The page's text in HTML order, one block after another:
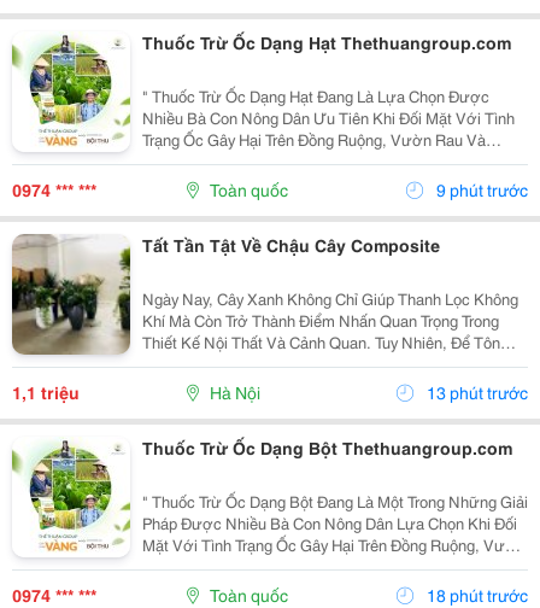
Thuốc Trừ Ốc Dạng Hạt Thethuangroup.com
" Thuốc Trừ Ốc Dạng Hạt Đang Là Lựa Chọn Được
Nhiều Bà Con Nông Dân Ưu Tiên Khi Đối Mặt Với Tình
Trạng Ốc Gây Hại Trên Đồng Ruộng, Vườn Rau Và
Nhiều Loại Cây Trồng Khác. Sự Phát Triển Mạnh Của
Các Loài Ốc, Đặc Biệt Là Ốc Bươu Vàng, Có Thể Khiến
0974 *** *** Toàn quốc 9 phút trước
Tất Tần Tật Về Chậu Cây Composite
Ngày Nay, Cây Xanh Không Chỉ Giúp Thanh Lọc Không
Khí Mà Còn Trở Thành Điểm Nhấn Quan Trọng Trong
Thiết Kế Nội Thất Và Cảnh Quan. Tuy Nhiên, Để Tôn
Lên Vẻ Đẹp Của Cây Và Tạo Nên Một Tổng Thể Hài
Hòa, Việc Lựa Chọn Chậu Trồng Cây Phù Hợp Là Điều
Không...
1,1 triệu Hà Nội 13 phút trước
Thuốc Trừ Ốc Dạng Bột Thethuangroup.com
" Thuốc Trừ Ốc Dạng Bột Đang Là Một Trong Những Giải
Pháp Được Nhiều Bà Con Nông Dân Lựa Chọn Khi Đối
Mặt Với Tình Trạng Ốc Gây Hại Trên Đồng Ruộng, Vườn
Cây Và Các Khu Vực Canh Tác Nông Nghiệp. Với Khả
Năng Phân Tán Nhanh, Dễ Sử Dụng Và Tác Động...
0974 *** *** Toàn quốc 18 phút trước